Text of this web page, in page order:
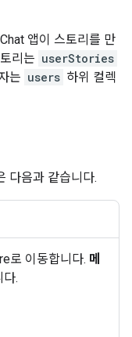
앱이 스토리를 만
리는 userStories
는 users 하위 컬렉
다음과 같습니다.
로 이동합니다. 메
다.